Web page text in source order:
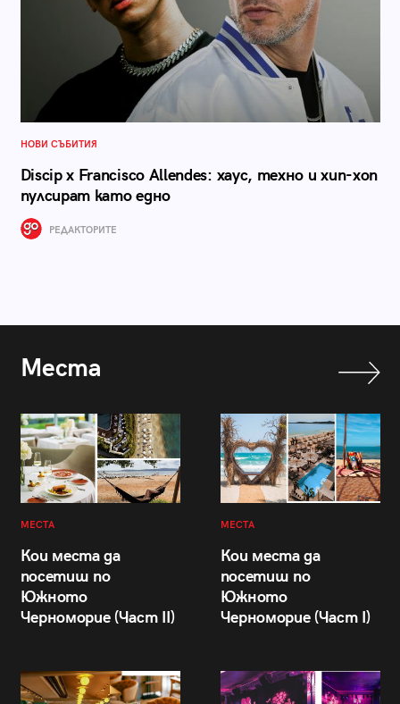
НОВИ СЪБИТИЯ
Discip x Francisco Allendes: хаус, техно и хип-хоп
пулсират като едно
РЕДАКТОРИТЕ
Места
МЕСТА
Кои места да
посетиш по
Южното
Черноморие (Част II)
МЕСТА
Кои места да
посетиш по
Южното
Черноморие (Част I)